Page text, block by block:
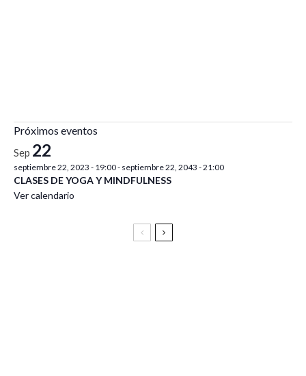
Próximos eventos
Sep 22
septiembre 22, 2023 - 19:00- septiembre 22, 2043 - 21:00
CLASES DE YOGA Y MINDFULNESS
Ver calendario